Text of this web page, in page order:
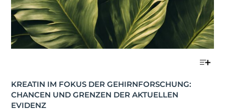
KREATIN IM FOKUS DER GEHIRNFORSCHUNG:
CHANCEN UND GRENZEN DER AKTUELLEN
EVIDENZ